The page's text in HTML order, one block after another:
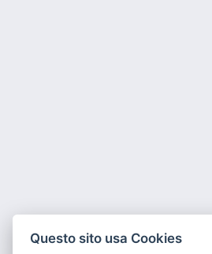
Questo sito usa Cookies